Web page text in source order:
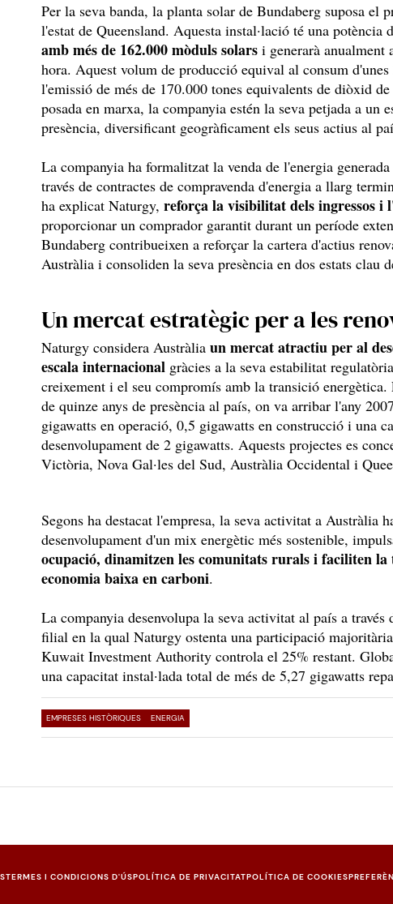
Per la seva banda, la planta solar de Bundaberg suposa el
l'estat de Queensland. Aquesta instal·lació té una potència
amb més de 162.000 mòduls solars i generarà anualment
hora. Aquest volum de producció equival al consum
l'emissió de més de 170.000 tones equivalents de diòxid
posada en marxa, la companyia estén la seva petjada a un
presència, diversificant geogràficament els seus actius al
La companyia ha formalitzat la venda de l'energia
través de contractes de compravenda d'energia a llarg
ha explicat Naturgy, reforça la visibilitat dels ingressos i
proporcionar un comprador garantit durant un període
Bundaberg contribueixen a reforçar la cartera d'actius
Austràlia i consoliden la seva presència en dos estats clau
Un mercat estratègic per a les
Naturgy considera Austràlia un mercat atractiu per al
escala internacional gràcies a la seva estabilitat
creixement i el seu compromís amb la transició
de quinze anys de presència al país, on va arribar l'any
gigawatts en operació, 0,5 gigawatts en construcció i una
desenvolupament de 2 gigawatts. Aquests projectes es
Victòria, Nova Gal·les del Sud, Austràlia Occidental i
Segons ha destacat l'empresa, la seva activitat a Austràlia
desenvolupament d'un mix energètic més sostenible,
ocupació, dinamitzen les comunitats rurals i faciliten la
economia baixa en carboni.
La companyia desenvolupa la seva activitat al país a
filial en la qual Naturgy ostenta una participació
Kuwait Investment Authority controla el 25% restant.
una capacitat instal·lada total de més de 5,27 gigawatts
EMPRESES HISTÒRIQUES ENERGIA
TERMES I CONDICIONS D'ÚSPOLÍTICA DE PRIVACITATPOLÍTICA DE COOKIES